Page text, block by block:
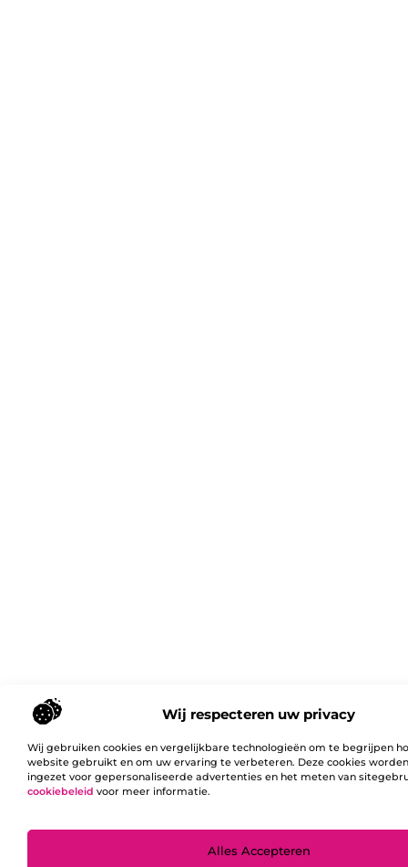
Wij respecteren uw privacy
Wij gebruiken cookies en vergelijkbare technologieën om te begrijpen
website gebruikt en om uw ervaring te verbeteren. Deze cookies
ingezet voor gepersonaliseerde advertenties en het meten van
cookiebeleid voor meer informatie.
Alles Accepteren